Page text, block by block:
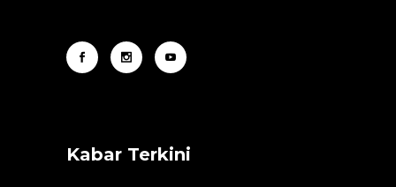
Kabar Terkini